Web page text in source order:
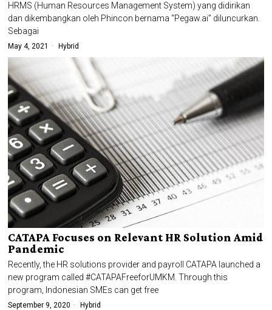
HRMS (Human Resources Management System) yang didirikan
dan dikembangkan oleh Phincon bernama “Pegaw.ai” diluncurkan.
Sebagai
May 4, 2021 Hybrid
CATAPA Focuses on Relevant HR Solution Amid
Pandemic
Recently, the HR solutions provider and payroll CATAPA launched a
new program called #CATAPAFreeforUMKM. Through this
program, Indonesian SMEs can get free
September 9, 2020 Hybrid